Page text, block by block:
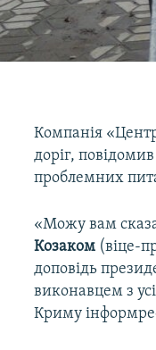
Компанія
доріг,
проблемних
«Можу вам
Козаком (віце-
доповідь
виконавцем з
Криму